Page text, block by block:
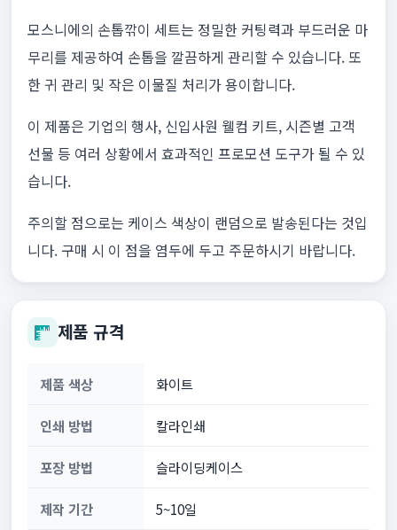
모스니에의 손톱깎이 세트는 정밀한 커팅력과 부드러운 마
무리를 제공하여 손톱을 깔끔하게 관리할 수 있습니다. 또
한 귀 관리 및 작은 이물질 처리가 용이합니다.
이 제품은 기업의 행사, 신입사원 웰컴 키트, 시즌별 고객
선물 등 여러 상황에서 효과적인 프로모션 도구가 될 수 있
습니다.
주의할 점으로는 케이스 색상이 랜덤으로 발송된다는 것입
니다. 구매 시 이 점을 염두에 두고 주문하시기 바랍니다.
제품 규격
제품 색상 화이트
인쇄 방법 칼라인쇄
포장 방법 슬라이딩케이스
제작 기간 5~10일